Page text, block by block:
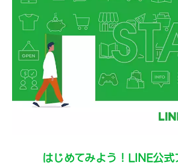
はじめてみよう！LINE公式